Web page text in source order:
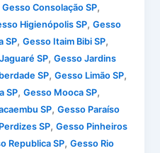
Gesso Consolação SP,
Higienópolis SP,Gesso
SP,Gesso Itaim Bibi SP,
SP,Gesso Jardins
SP,Gesso Limão SP,
SP,Gesso Mooca SP,
SP,Gesso Paraíso
SP,Gesso Pinheiros
Republica SP,Gesso Rio